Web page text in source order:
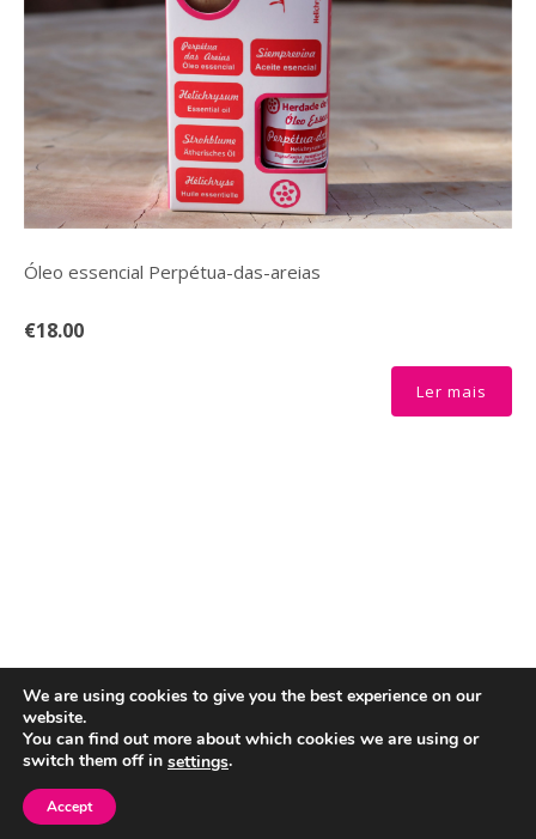
Óleo essencial Perpétua-das-areias
€18.00
Ler mais
We are using cookies to give you the best experience on our
website.
You can find out more about which cookies we are using or
switch them off in settings.
Accept